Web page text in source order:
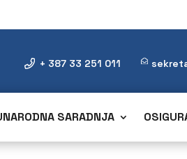
+ 387 33 251 011
SARADNJA